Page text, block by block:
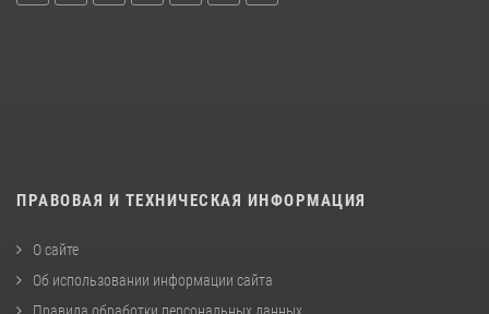
ПРАВОВАЯ И ТЕХНИЧЕСКАЯ ИНФОРМАЦИЯ
О сайте
Об использовании информации сайта